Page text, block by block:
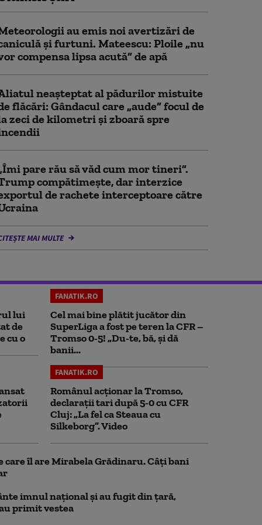
au emis noi avertizări de
și furtuni. Mateescu: Ploile „nu
compensa lipsa acută” de apă
neașteptat al pădurilor mistuite
flăcări: Gândacul care „aude” focul de
zeci de kilometri și zboară spre
pare rău să văd cum mor tineri”.
compătimește, dar interzice
de rachete interceptoare către
MAI MULTE
lui
de
cu o
FANATIK.RO
Cel mai bine plătit jucător din
SuperLiga a fost pe teren la CFR –
Tromso 0-5! „Du-te, bă, și dă
banii...
FANATIK.RO
Românul acționar la Tromso,
declarații tari după 5-0 cu CFR
Cluj: „La fel ca Steaua cu
Silkeborg”. Video
îl are Mirabela Grădinaru. Câţi bani
imnul naţional şi au fugit din ţară,
primit vestea